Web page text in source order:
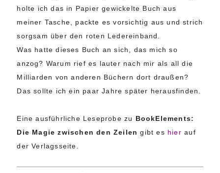
holte ich das in Papier gewickelte Buch aus
meiner Tasche, packte es vorsichtig aus und strich
sorgsam über den roten Ledereinband.
Was hatte dieses Buch an sich, das mich so
anzog? Warum rief es lauter nach mir als all die
Milliarden von anderen Büchern dort draußen?
Das sollte ich ein paar Jahre später herausfinden.
Eine ausführliche Leseprobe zu BookElements:
Die Magie zwischen den Zeilen gibt es hier auf
der Verlagsseite.